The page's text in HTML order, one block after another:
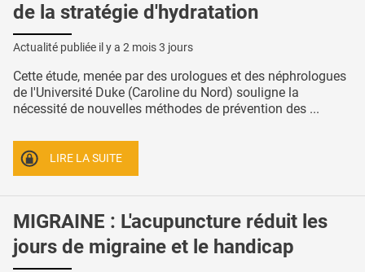
de la stratégie d'hydratation
Actualité publiée il y a 2 mois 3 jours
Cette étude, menée par des urologues et des néphrologues
de l'Université Duke (Caroline du Nord) souligne la
nécessité de nouvelles méthodes de prévention des ...
LIRE LA SUITE
MIGRAINE : L'acupuncture réduit les
jours de migraine et le handicap